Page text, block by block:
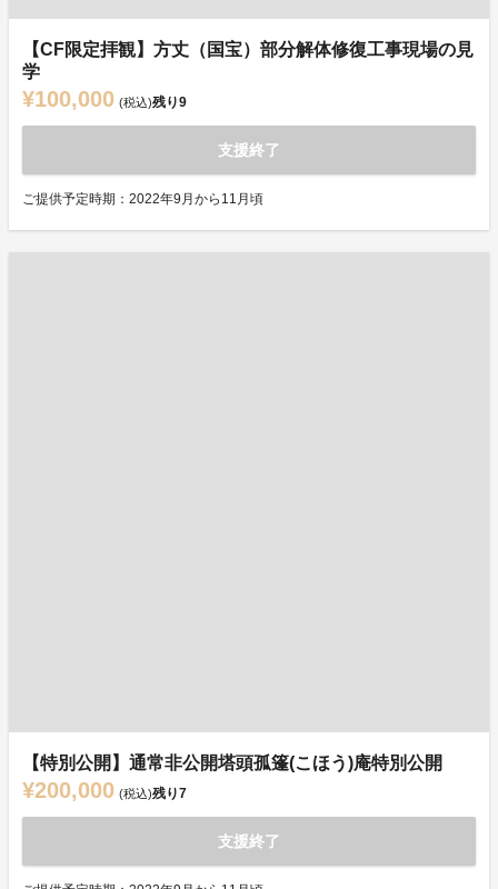
【CF限定拝観】方丈（国宝）部分解体修復工事現場の見
学
¥100,000 (税込)残り9
支援終了
ご提供予定時期：2022年9月から11月頃
【特別公開】通常非公開塔頭孤篷(こほう)庵特別公開
¥200,000 (税込)残り7
支援終了